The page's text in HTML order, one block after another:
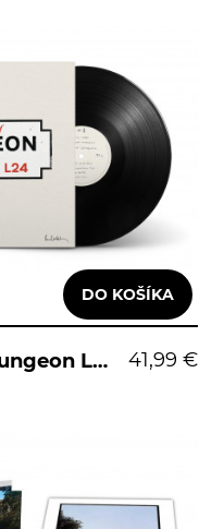
41,99 €
The Boys Of Dungeon Lane